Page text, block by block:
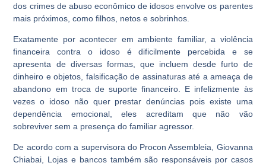
dos crimes de abuso econômico de idosos envolve os parentes
mais próximos, como filhos, netos e sobrinhos.
Exatamente por acontecer em ambiente familiar, a violência
financeira contra o idoso é dificilmente percebida e se
apresenta de diversas formas, que incluem desde furto de
dinheiro e objetos, falsificação de assinaturas até a ameaça de
abandono em troca de suporte financeiro. E infelizmente às
vezes o idoso não quer prestar denúncias pois existe uma
dependência emocional, eles acreditam que não vão
sobreviver sem a presença do familiar agressor.
De acordo com a supervisora do Procon Assembleia, Giovanna
Chiabai, Lojas e bancos também são responsáveis por casos